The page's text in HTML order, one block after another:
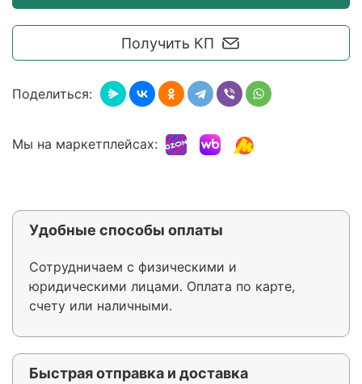
Получить КП
Поделиться:
Мы на маркетплейсах:
Удобные способы оплаты
Сотрудничаем с физическими и
юридическими лицами. Оплата по карте,
счету или наличными.
Быстрая отправка и доставка